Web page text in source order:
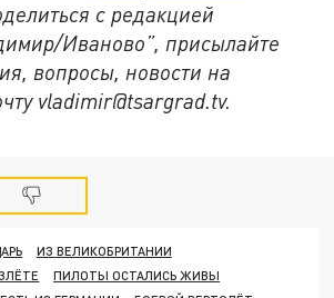
с редакцией
Иваново”, присылайте
вопросы, новости на
vladimir@tsargrad.tv.
ИЗ ВЕЛИКОБРИТАНИИ
ПИЛОТЫ ОСТАЛИСЬ ЖИВЫ